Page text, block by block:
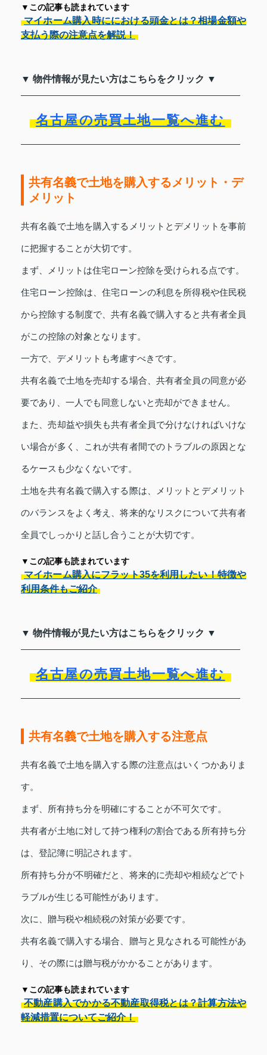
▼この記事も読まれています
マイホーム購入時ににおける頭金とは？相場金額や
支払う際の注意点を解説！
▼ 物件情報が見たい方はこちらをクリック ▼
名古屋の売買土地一覧へ進む
共有名義で土地を購入するメリット・デ
メリット
共有名義で土地を購入するメリットとデメリットを事前
に把握することが大切です。
まず、メリットは住宅ローン控除を受けられる点です。
住宅ローン控除は、住宅ローンの利息を所得税や住民税
から控除する制度で、共有名義で購入すると共有者全員
がこの控除の対象となります。
一方で、デメリットも考慮すべきです。
共有名義で土地を売却する場合、共有者全員の同意が必
要であり、一人でも同意しないと売却ができません。
また、売却益や損失も共有者全員で分けなければいけな
い場合が多く、これが共有者間でのトラブルの原因とな
るケースも少なくないです。
土地を共有名義で購入する際は、メリットとデメリット
のバランスをよく考え、将来的なリスクについて共有者
全員でしっかりと話し合うことが大切です。
▼この記事も読まれています
マイホーム購入にフラット35を利用したい！特徴や
利用条件もご紹介
▼ 物件情報が見たい方はこちらをクリック ▼
名古屋の売買土地一覧へ進む
共有名義で土地を購入する注意点
共有名義で土地を購入する際の注意点はいくつかありま
す。
まず、所有持ち分を明確にすることが不可欠です。
共有者が土地に対して持つ権利の割合である所有持ち分
は、登記簿に明記されます。
所有持ち分が不明確だと、将来的に売却や相続などでト
ラブルが生じる可能性があります。
次に、贈与税や相続税の対策が必要です。
共有名義で購入する場合、贈与と見なされる可能性があ
り、その際には贈与税がかかることがあります。
▼この記事も読まれています
不動産購入でかかる不動産取得税とは？計算方法や
軽減措置についてご紹介！